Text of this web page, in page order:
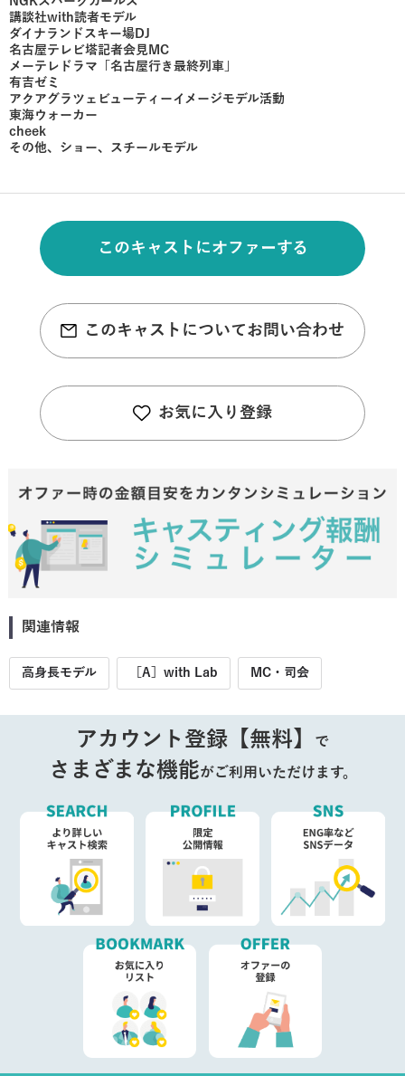
講談社with読者モデル
ダイナランドスキー場DJ
名古屋テレビ塔記者会見MC
メーテレドラマ「名古屋行き最終列車」
有吉ゼミ
アクアグラツェビューティーイメージモデル活動
東海ウォーカー
cheek
その他、ショー、スチールモデル
このキャストにオファーする
このキャストについてお問い合わせ
お気に入り登録
関連情報
高身長モデル ［A］with Lab MC・司会
アカウント登録【無料】 で
さまざまな機能がご利用いただけます。